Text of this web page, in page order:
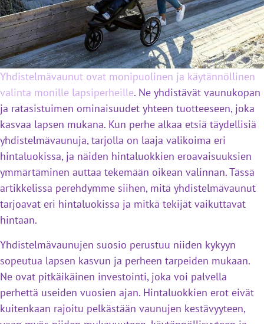
Yhdistelmävaunut ovat monipuolinen ja käytännöllinen
valinta monille lapsiperheille. Ne yhdistävät vaunukopan
ja ratasistuimen ominaisuudet yhteen tuotteeseen, joka
kasvaa lapsen mukana. Kun perhe alkaa etsiä täydellisiä
yhdistelmävaunuja, tarjolla on laaja valikoima eri
hintaluokissa, ja näiden hintaluokkien eroavaisuuksien
ymmärtäminen auttaa tekemään oikean valinnan. Tässä
artikkelissa perehdymme siihen, mitä yhdistelmävaunut
tarjoavat eri hintaluokissa ja mitkä tekijät vaikuttavat
hintaan.
Yhdistelmävaunujen suosio perustuu niiden kykyyn
sopeutua lapsen kasvun ja perheen tarpeiden mukaan.
Ne ovat pitkäikäinen investointi, joka voi palvella
perhettä useiden vuosien ajan. Hintaluokkien erot eivät
kuitenkaan rajoitu pelkästään vaunujen kestävyyteen,